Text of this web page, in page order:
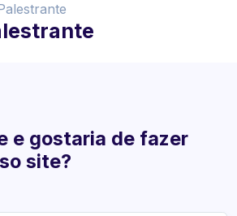
e gostaria de fazer
site?